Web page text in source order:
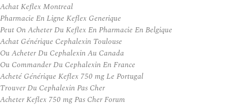
Achat Keflex Montreal
Pharmacie En Ligne Keflex Generique
Peut On Acheter Du Keflex En Pharmacie En Belgique
Achat Générique Cephalexin Toulouse
Ou Acheter Du Cephalexin Au Canada
Ou Commander Du Cephalexin En France
Acheté Générique Keflex 750 mg Le Portugal
Trouver Du Cephalexin Pas Cher
Acheter Keflex 750 mg Pas Cher Forum